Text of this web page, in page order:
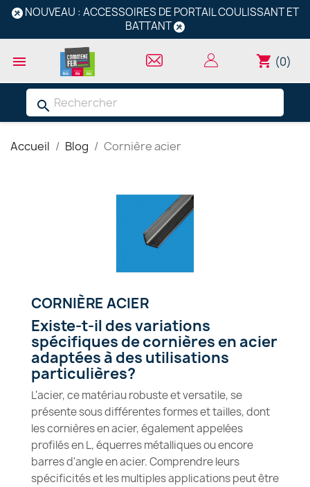
NOUVEAU : ACCESSOIRES DE PORTAIL COULISSANT ET
BATTANT
 shopping_cart (0)
search
Accueil Blog Cornière acier
CORNIÈRE ACIER
Existe-t-il des variations
spécifiques de cornières en acier
adaptées à des utilisations
particulières?
L'acier, ce matériau robuste et versatile, se
présente sous différentes formes et tailles, dont
les cornières en acier, également appelées
profilés en L, équerres métalliques ou encore
barres d'angle en acier. Comprendre leurs
spécificités et les multiples applications peut être